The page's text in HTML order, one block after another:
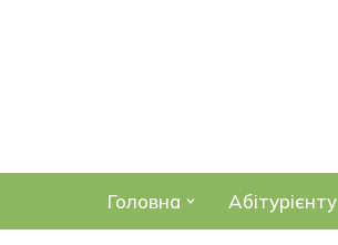
Головна Абітурієнту